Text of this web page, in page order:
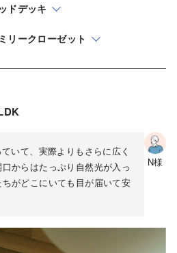
ドデッキ
リークローゼット
いて、実際よりもさらに広く
からはたっぷり自然光が入っ
がどこにいても目が届いて安
N様